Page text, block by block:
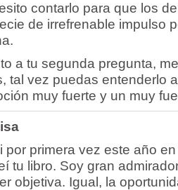
contarlo para que los
de irrefrenable impulso
a tu segunda pregunta,
tal vez puedas entenderlo
muy fuerte y un muy
por primera vez este año
tu libro. Soy gran
objetiva. Igual, la